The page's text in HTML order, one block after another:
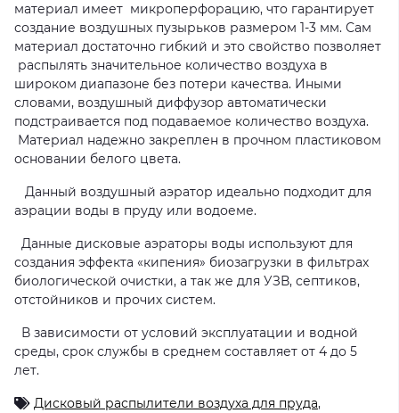
материал имеет микроперфорацию, что гарантирует
создание воздушных пузырьков размером 1-3 мм. Сам
материал достаточно гибкий и это свойство позволяет
распылять значительное количество воздуха в
широком диапазоне без потери качества. Иными
словами, воздушный диффузор автоматически
подстраивается под подаваемое количество воздуха.
Материал надежно закреплен в прочном пластиковом
основании белого цвета.
Данный воздушный аэратор идеально подходит для
аэрации воды в пруду или водоеме.
Данные дисковые аэраторы воды используют для
создания эффекта «кипения» биозагрузки в фильтрах
биологической очистки, а так же для УЗВ, септиков,
отстойников и прочих систем.
В зависимости от условий эксплуатации и водной
среды, срок службы в среднем составляет от 4 до 5
лет.
Дисковый распылители воздуха для пруда,